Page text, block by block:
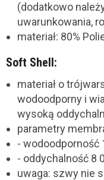
(dodatkowo
uwarunkowania,
materiał: 80%
Soft Shell:
materiał o
wodoodporny i
wysoką
parametry
- wodoodporność
- oddychalność 8
uwaga: szwy nie